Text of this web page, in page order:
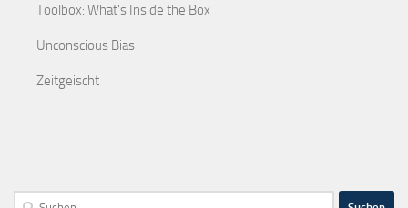
Toolbox: What's Inside the Box
Unconscious Bias
Zeitgeischt